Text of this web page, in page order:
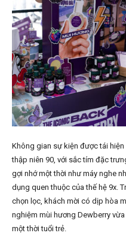
Không gian sự kiện được tái
thập niên 90, với sắc tím đặc
gợi nhớ một thời như máy nghe
dụng quen thuộc của thế hệ 9x.
chọn lọc, khách mời có dịp hòa
nghiệm mùi hương Dewberry
một thời tuổi trẻ.